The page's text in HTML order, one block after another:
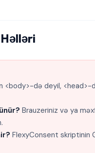
<body>-də deyil, <head>-
Brauzeriniz və ya
FlexyConsent skriptinin